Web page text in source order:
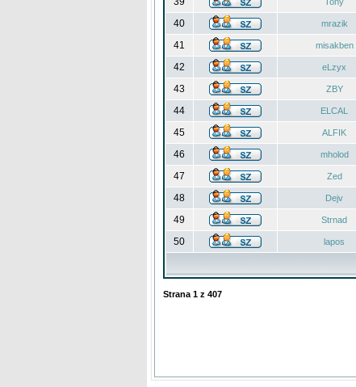
40
mrazik
41
misakben
42
eLzyx
43
ZBY
44
ELCAL
45
ALFIK
46
mholod
47
Zed
48
Dejv
49
Strnad
50
lapos
Strana 1 z 407